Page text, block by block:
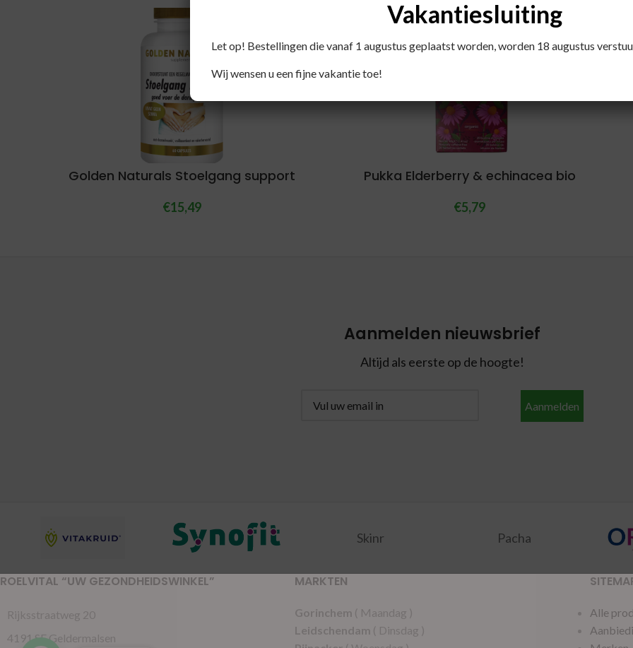
Golden Naturals Stoelgang support
€15,49
Pukka Elderberry & echinacea bio
€5,79
Aanmelden nieuwsbrief
Altijd als eerste op de hoogte!
Aanmelden
Skinr Pacha
ROELVITAL “UW GEZONDHEIDSWINKEL”
Rijksstraatweg 20
4191 SE Geldermalsen
MARKTEN
Gorinchem ( Maandag )
Leidschendam ( Dinsdag )
Alle
Vakantiesluiting
Let op! Bestellingen die vanaf 1 augustus geplaatst worden, worden 18 augustus
Wij wensen u een fijne vakantie toe!